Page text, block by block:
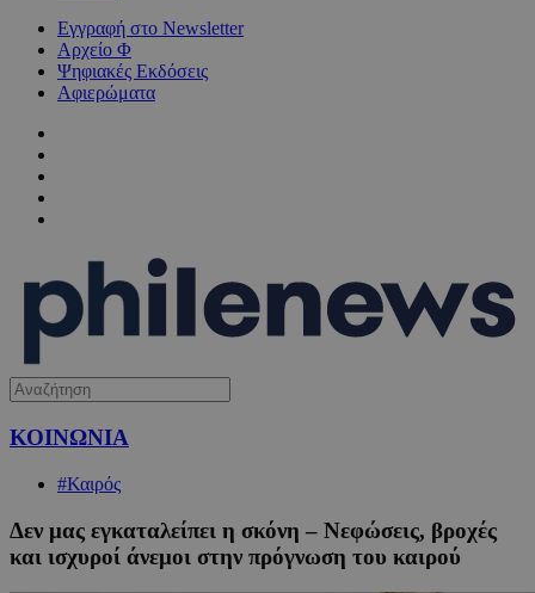
Εγγραφή στο Newsletter
Αρχείο Φ
Ψηφιακές Εκδόσεις
Αφιερώματα
ΚΟΙΝΩΝΙΑ
#Καιρός
Δεν μας εγκαταλείπει η σκόνη – Νεφώσεις, βροχές
και ισχυροί άνεμοι στην πρόγνωση του καιρού